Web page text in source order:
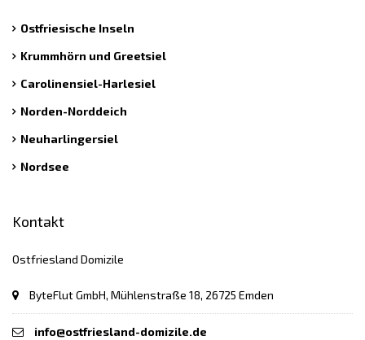
Ostfriesische Inseln
Krummhörn und Greetsiel
Carolinensiel-Harlesiel
Norden-Norddeich
Neuharlingersiel
Nordsee
Kontakt
Ostfriesland Domizile
ByteFlut GmbH, Mühlenstraße 18, 26725 Emden
info@ostfriesland-domizile.de